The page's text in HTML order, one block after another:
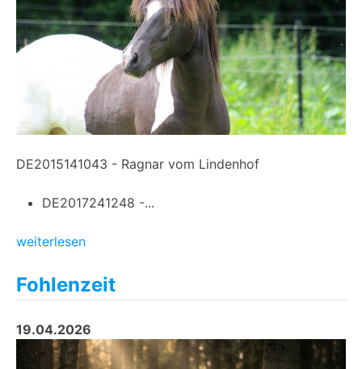
DE2015141043 - Ragnar vom Lindenhof
DE2017241248 -...
weiterlesen
Fohlenzeit
19.04.2026